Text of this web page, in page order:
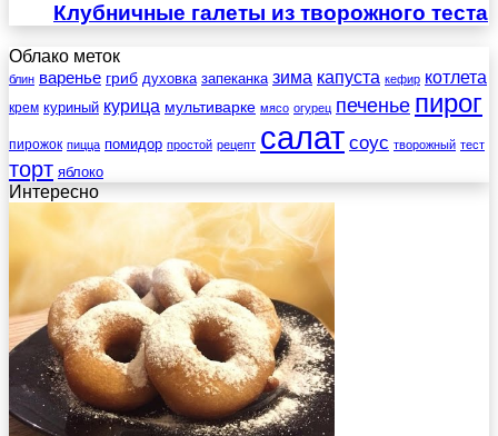
Клубничные галеты из творожного теста
Облако меток
блин варенье гриб духовка запеканка зима капуста кефир котлета
крем куриный курица мультиварке мясо огурец печенье пирог
пирожок пицца помидор простой рецепт салат соус творожный тест
торт яблоко
Интересно